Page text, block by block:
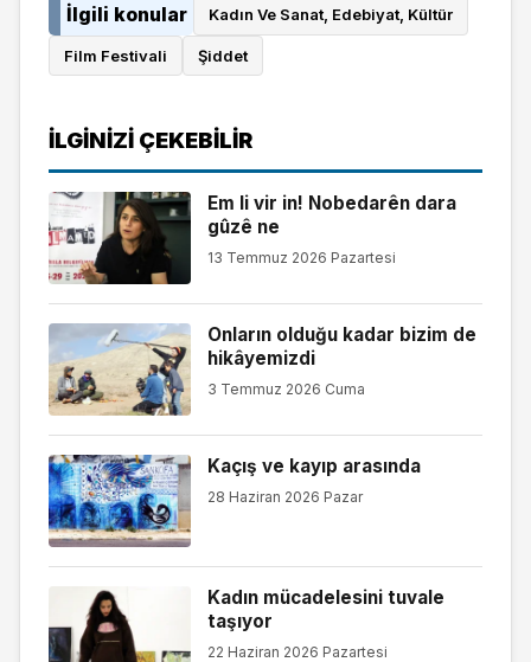
İlgili konular Kadın Ve Sanat, Edebiyat, Kültür
Film Festivali Şiddet
İLGINIZI ÇEKEBILIR
Em li vir in! Nobedarên dara
gûzê ne
13 Temmuz 2026 Pazartesi
Onların olduğu kadar bizim de
hikâyemizdi
3 Temmuz 2026 Cuma
Kaçış ve kayıp arasında
28 Haziran 2026 Pazar
Kadın mücadelesini tuvale
taşıyor
22 Haziran 2026 Pazartesi